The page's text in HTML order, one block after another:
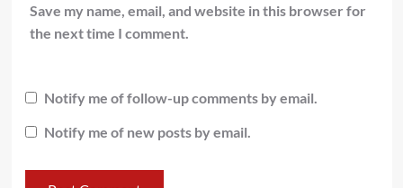
Save my name, email, and website in this browser for
the next time I comment.
Notify me of follow-up comments by email.
Notify me of new posts by email.